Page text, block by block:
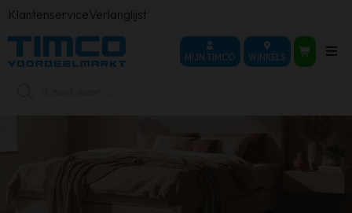
KlantenserviceVerlanglijst
MIJN TIMCO WINKELS